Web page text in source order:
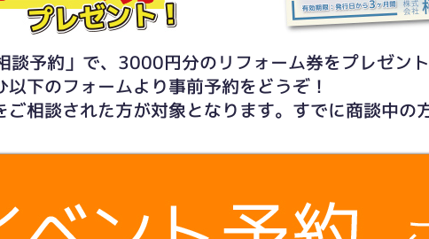
談予約」で、3000円分のリフォーム券をプレゼン
下のフォームより事前予約をどうぞ！
相談された方が対象となります。すでに商談中の